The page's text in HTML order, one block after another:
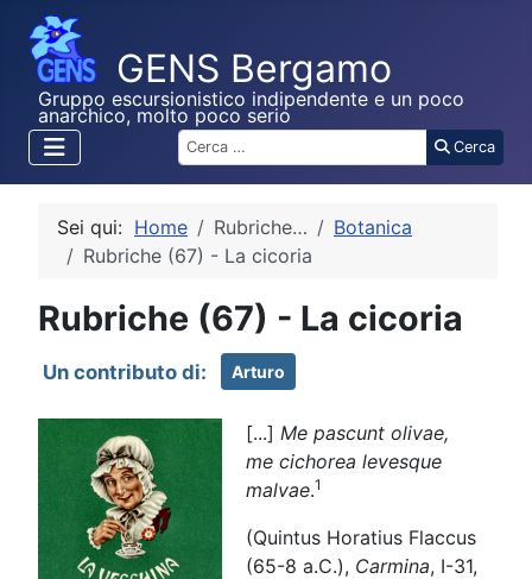
Gruppo escursionistico indipendente e un poco
anarchico, molto poco serio
Cerca
Cerca
Sei qui: Home Rubriche…
Botanica
Rubriche (67) - La cicoria
Rubriche (67) - La cicoria
Arturo
[...] Me pascunt olivae,
me cichorea levesque
malvae.1
(Quintus Horatius Flaccus
(65-8 a.C.), Carmina, I-31,